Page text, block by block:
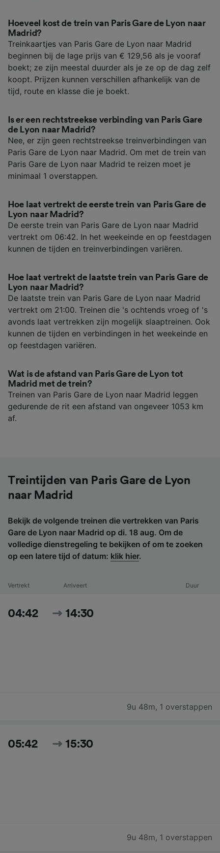
Hoeveel kost de trein van Paris Gare de Lyon naar
Madrid?
Treinkaartjes van Paris Gare de Lyon naar Madrid
beginnen bij de lage prijs van € 129,56 als je vooraf
boekt; ze zijn meestal duurder als je ze op de dag zelf
koopt. Prijzen kunnen verschillen afhankelijk van de
tijd, route en klasse die je boekt.
Is er een rechtstreekse verbinding van Paris Gare
de Lyon naar Madrid?
Nee, er zijn geen rechtstreekse treinverbindingen van
Paris Gare de Lyon naar Madrid. Om met de trein van
Paris Gare de Lyon naar Madrid te reizen moet je
minimaal 1 overstappen.
Hoe laat vertrekt de eerste trein van Paris Gare de
Lyon naar Madrid?
De eerste trein van Paris Gare de Lyon naar Madrid
vertrekt om 06:42. In het weekeinde en op feestdagen
kunnen de tijden en treinverbindingen variëren.
Hoe laat vertrekt de laatste trein van Paris Gare de
Lyon naar Madrid?
De laatste trein van Paris Gare de Lyon naar Madrid
vertrekt om 21:00. Treinen die 's ochtends vroeg of 's
avonds laat vertrekken zijn mogelijk slaaptreinen. Ook
kunnen de tijden en verbindingen in het weekeinde en
op feestdagen variëren.
Wat is de afstand van Paris Gare de Lyon tot
Madrid met de trein?
Treinen van Paris Gare de Lyon naar Madrid leggen
gedurende de rit een afstand van ongeveer 1053 km
af.
Treintijden van Paris Gare de Lyon
naar Madrid
Bekijk de volgende treinen die vertrekken van Paris
Gare de Lyon naar Madrid op di. 18 aug. Om de
volledige dienstregeling te bekijken of om te zoeken
op een latere tijd of datum: klik hier.
Vertrekt Arriveert Duur
04:42 14:30
9u 48m, 1 overstappen
05:42 15:30
9u 48m, 1 overstappen